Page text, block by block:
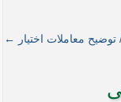
توضیح معاملات اختیار ←